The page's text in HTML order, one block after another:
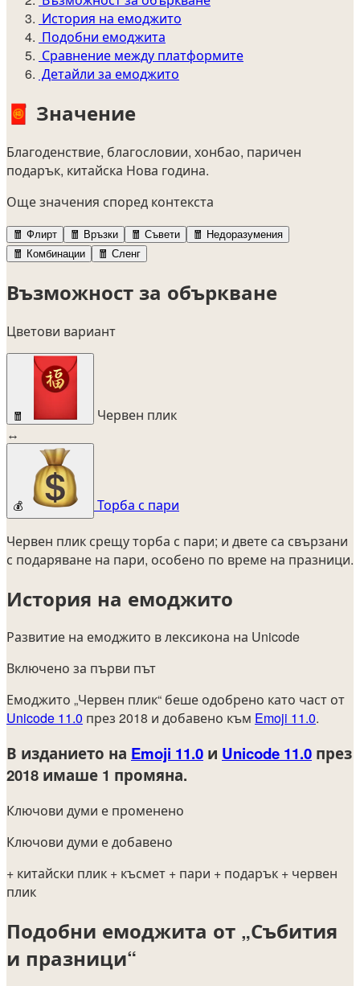
История на емоджито
Подобни емоджита
Сравнение между платформите
Детайли за емоджито
🧧 Значение
Благоденствие, благословии, хонбао, паричен
подарък, китайска Нова година.
Още значения според контекста
🧧 Флирт 🧧 Връзки 🧧 Съвети 🧧 Недоразумения
🧧 Комбинации 🧧 Сленг
Възможност за объркване
Цветови вариант
🧧
Червен плик
↔
💰
Торба с пари
Червен плик срещу торба с пари; и двете са свързани
с подаряване на пари, особено по време на празници.
История на емоджито
Развитие на емоджито в лексикона на Unicode
Включено за първи път
Емоджито „Червен плик“ беше одобрено като част от
Unicode 11.0 през 2018 и добавено към Emoji 11.0.
В изданието на Emoji 11.0 и Unicode 11.0 през
2018 имаше 1 промяна.
Ключови думи е променено
Ключови думи е добавено
+ китайски плик + късмет + пари + подарък + червен
плик
Подобни емоджита от „Събития
и празници“